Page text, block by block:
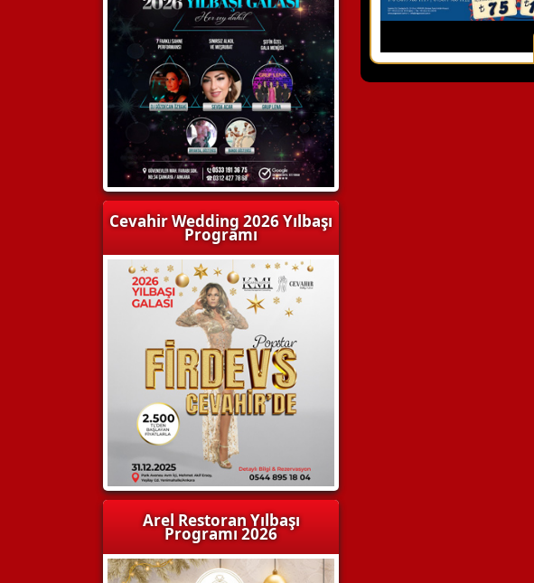
Cevahir Wedding 2026 Yılbaşı
Programı
Arel Restoran Yılbaşı
Programı 2026